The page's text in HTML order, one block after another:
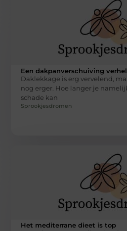
Een dakpanverschuiving
Daklekkage is erg vervelend,
nog erger. Hoe langer je
schade kan
Sprookjesdromen
Het mediterrane dieet is top